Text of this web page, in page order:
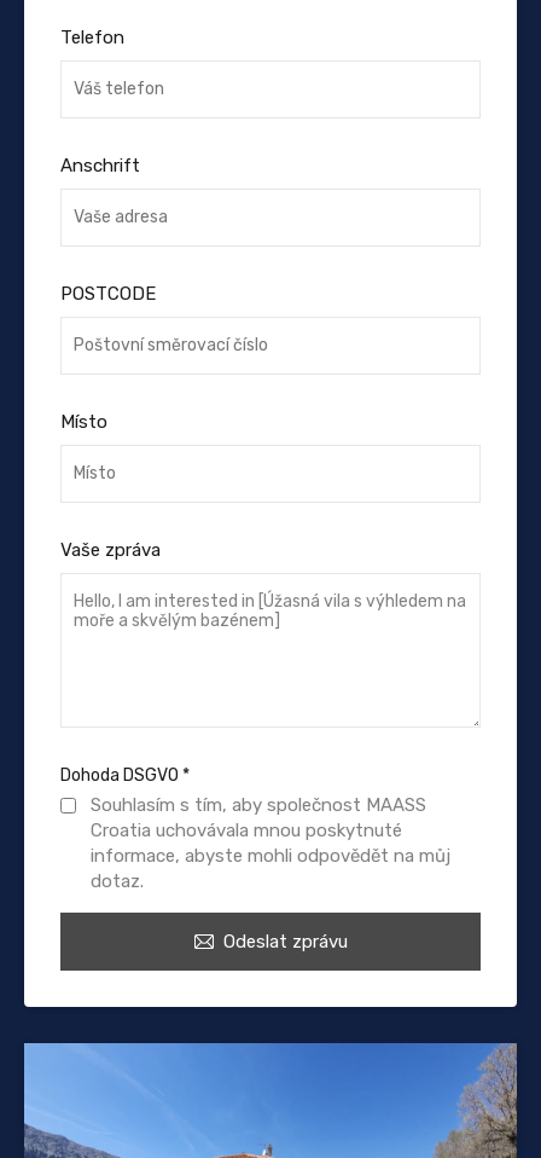
Telefon
Anschrift
POSTCODE
Místo
Vaše zpráva
Dohoda DSGVO *
Souhlasím s tím, aby společnost MAASS
Croatia uchovávala mnou poskytnuté
informace, abyste mohli odpovědět na můj
dotaz.
Odeslat zprávu